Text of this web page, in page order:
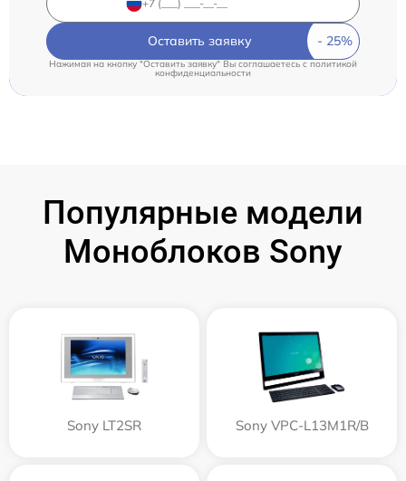
Оставить заявку
Нажимая на кнопку "Оставить заявку" Вы соглашаетесь cполитикой
конфиденциальности
Популярные модели
Моноблоков Sony
Sony LT2SR Sony VPC-L13M1R/B